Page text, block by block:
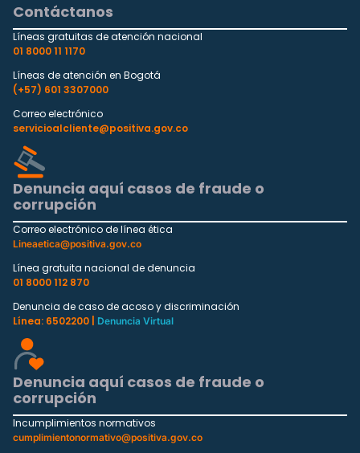
Contáctanos
Líneas gratuitas de atención nacional
01 8000 11 1170
Líneas de atención en Bogotá
(+57) 601 3307000
Correo electrónico
servicioalcliente@positiva.gov.co
Denuncia aquí casos de fraude o
corrupción
Correo electrónico de línea ética
Lineaetica@positiva.gov.co
Línea gratuita nacional de denuncia
01 8000 112 870
Denuncia de caso de acoso y discriminación
Línea: 6502200 |
Denuncia Virtual
Denuncia aquí casos de fraude o
corrupción
Incumplimientos normativos
cumplimientonormativo@positiva.gov.co